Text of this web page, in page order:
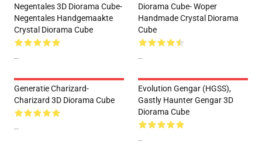
Negentales 3D Diorama Cube-
Negentales Handgemaakte
Crystal Diorama Cube
--
Diorama Cube- Woper
Handmade Crystal Diorama
Cube
--
Generatie Charizard-
Charizard 3D Diorama Cube
--
Evolution Gengar (HGSS),
Gastly Haunter Gengar 3D
Diorama Cube
--